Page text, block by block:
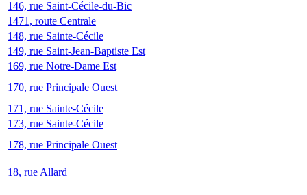
146, rue Saint-Cécile-du-Bic
1471, route Centrale
148, rue Sainte-Cécile
149, rue Saint-Jean-Baptiste Est
169, rue Notre-Dame Est
170, rue Principale Ouest
171, rue Sainte-Cécile
173, rue Sainte-Cécile
178, rue Principale Ouest
18, rue Allard